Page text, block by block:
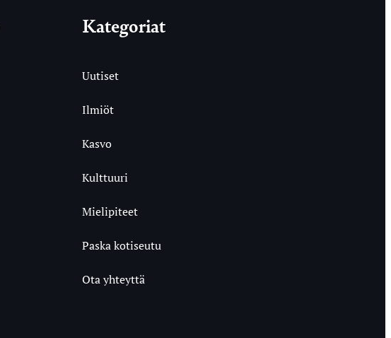
Kategoriat
Uutiset
Ilmiöt
Kasvo
Kulttuuri
Mielipiteet
Paska kotiseutu
Ota yhteyttä